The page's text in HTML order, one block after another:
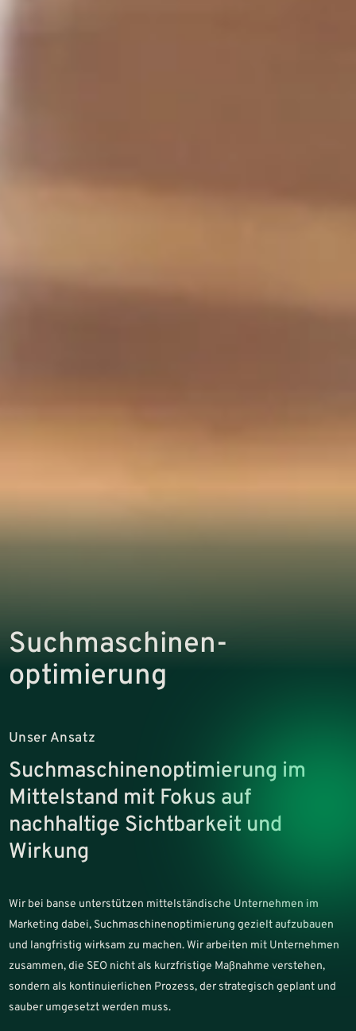
Suchmaschinen­
optimierung
Unser Ansatz
Suchmaschinenoptimierung im
Mittelstand mit Fokus auf
nachhaltige Sichtbarkeit und
Wirkung
Wir bei banse unterstützen mittelständische Unternehmen im
Marketing dabei, Suchmaschinenoptimierung gezielt aufzubauen
und langfristig wirksam zu machen. Wir arbeiten mit Unternehmen
zusammen, die SEO nicht als kurzfristige Maßnahme verstehen,
sondern als kontinuierlichen Prozess, der strategisch geplant und
sauber umgesetzt werden muss.